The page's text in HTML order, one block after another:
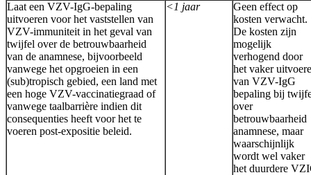
Laat een VZV-IgG-bepaling
uitvoeren voor het vaststellen van
VZV-immuniteit in het geval van
twijfel over de betrouwbaarheid
van de anamnese, bijvoorbeeld
vanwege het opgroeien in een
(sub)tropisch gebied, een land met
een hoge VZV-vaccinatiegraad of
vanwege taalbarrière indien dit
consequenties heeft voor het te
voeren post-expositie beleid.
<1 jaar
Geen effect op
kosten verwacht.
De kosten zijn
mogelijk
verhogend door
het vaker
van VZV-IgG
bepaling bij
over
betrouwbaarheid
anamnese, maar
waarschijnlijk
wordt wel vaker
het duurdere